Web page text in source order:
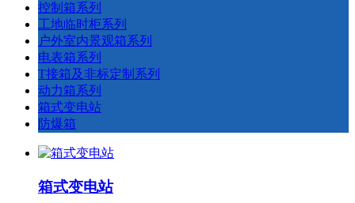
控制箱系列
工地临时柜系列
户外室内景观箱系列
电表箱系列
T接箱及非标定制系列
动力箱系列
箱式变电站
防爆箱
箱式变电站